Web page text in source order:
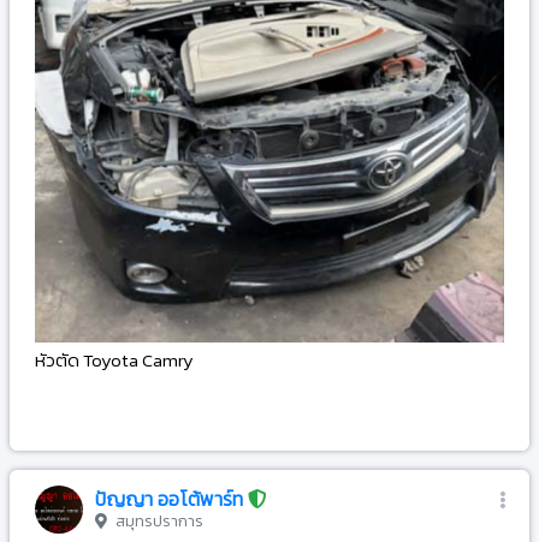
หัวตัด Toyota Camry
ปัญญา ออโต้พาร์ท
สมุทรปราการ